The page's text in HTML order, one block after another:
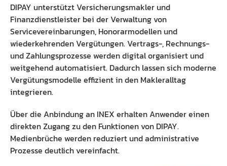
Anleitung
Blog
Presse
Kontakt
Datenschutz
DIPAY unterstützt Versicherungsmakler und
Finanzdienstleister bei der Verwaltung von
Servicevereinbarungen, Honorarmodellen und
wiederkehrenden Vergütungen. Vertrags-, Rechnungs-
und Zahlungsprozesse werden digital organisiert und
weitgehend automatisiert. Dadurch lassen sich moderne
Vergütungsmodelle effizient in den Makleralltag
integrieren.
Über die Anbindung an INEX erhalten Anwender einen
direkten Zugang zu den Funktionen von DIPAY.
Medienbrüche werden reduziert und administrative
Prozesse deutlich vereinfacht.